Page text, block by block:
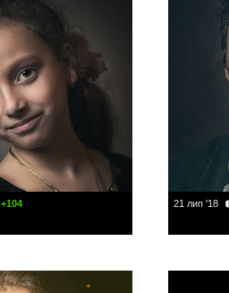
+104 21 лип '18